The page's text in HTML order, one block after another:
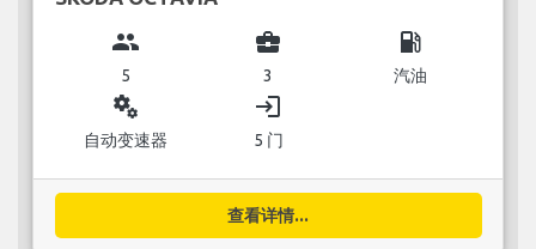
group
5
business_center
3
local_gas_station
汽油
miscellaneous_services
自动变速器
login
5 门
查看详情...